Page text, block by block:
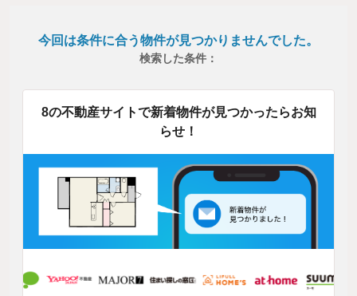
今回は条件に合う物件が見つかりませんでした。
検索した条件：
8の不動産サイトで新着物件が見つかったらお知
らせ！